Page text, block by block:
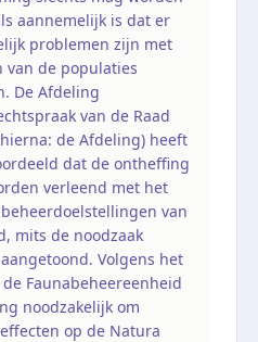
aannemelijk is dat er
problemen zijn met
van de populaties
De Afdeling
van de Raad
de Afdeling) heeft
dat de ontheffing
verleend met het
van
mits de noodzaak
Volgens het
Faunabeheereenheid
noodzakelijk om
op de Natura